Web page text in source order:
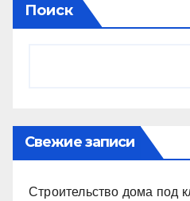
Поиск
Свежие записи
Строительство дома под